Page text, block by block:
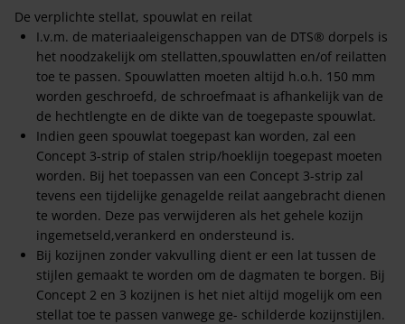
De verplichte stellat, spouwlat en reilat
I.v.m. de materiaaleigenschappen van de DTS® dorpels is
het noodzakelijk om stellatten,spouwlatten en/of reilatten
toe te passen. Spouwlatten moeten altijd h.o.h. 150 mm
worden geschroefd, de schroefmaat is afhankelijk van de
de hechtlengte en de dikte van de toegepaste spouwlat.
Indien geen spouwlat toegepast kan worden, zal een
Concept 3-strip of stalen strip/hoeklijn toegepast moeten
worden. Bij het toepassen van een Concept 3-strip zal
tevens een tijdelijke genagelde reilat aangebracht dienen
te worden. Deze pas verwijderen als het gehele kozijn
ingemetseld,verankerd en ondersteund is.
Bij kozijnen zonder vakvulling dient er een lat tussen de
stijlen gemaakt te worden om de dagmaten te borgen. Bij
Concept 2 en 3 kozijnen is het niet altijd mogelijk om een
stellat toe te passen vanwege ge- schilderde kozijnstijlen.